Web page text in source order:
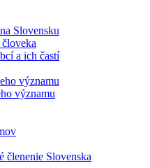
Slovensku
a ich častí
významu
významu
členenie Slovenska